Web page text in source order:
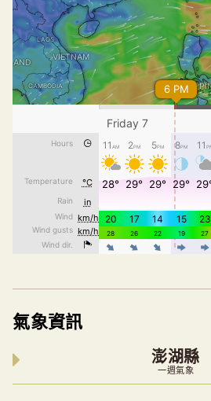
氣象資訊
澎湖縣
一週氣象